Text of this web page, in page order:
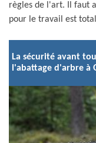
règles de l'art. Il faut
pour le travail est
La sécurité avant
l'abattage d'arbre à